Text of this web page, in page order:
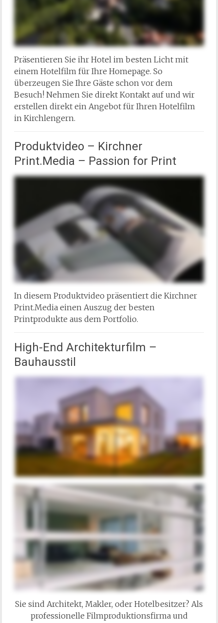
Präsentieren Sie ihr Hotel im besten Licht mit
einem Hotelfilm für Ihre Homepage. So
überzeugen Sie Ihre Gäste schon vor dem
Besuch! Nehmen Sie direkt Kontakt auf und wir
erstellen direkt ein Angebot für Ihren Hotelfilm
in Kirchlengern.
Produktvideo – Kirchner
Print.Media – Passion for Print
In diesem Produktvideo präsentiert die Kirchner
Print.Media einen Auszug der besten
Printprodukte aus dem Portfolio.
High-End Architekturfilm –
Bauhausstil
Sie sind Architekt, Makler, oder Hotelbesitzer? Als
professionelle Filmproduktionsfirma und